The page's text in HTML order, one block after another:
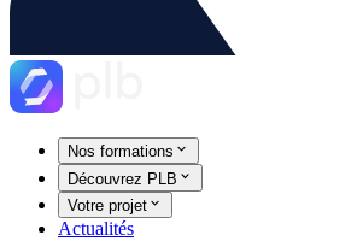
Nos formations
Découvrez PLB
Votre projet
Actualités